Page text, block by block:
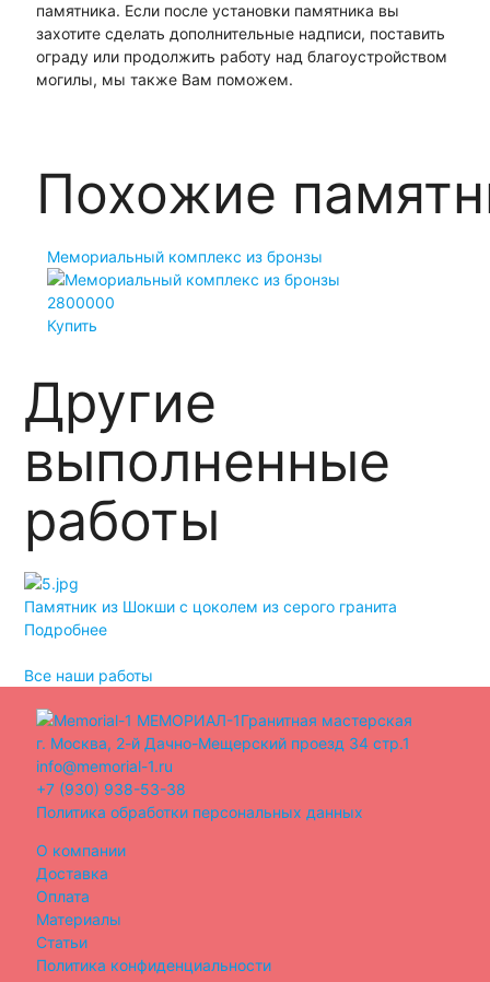
памятника. Если после установки памятника вы
захотите сделать дополнительные надписи, поставить
ограду или продолжить работу над благоустройством
могилы, мы также Вам поможем.
Похожие
Мемориальный комплекс из бронзы
2800000
Купить
Другие
выполненные
работы
Памятник из Шокши с цоколем из серого гранита
Подробнее
Все наши работы
МЕМОРИАЛ-1Гранитная мастерская
г. Москва, 2-й Дачно-Мещерский проезд 34 стр.1
info@memorial-1.ru
+7 (930) 938-53-38
Политика обработки персональных данных
О компании
Доставка
Оплата
Материалы
Статьи
Политика конфиденциальности